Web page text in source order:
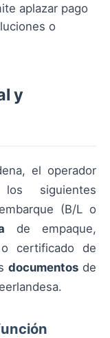
aplazar pago
o
y
el operador
siguientes
(B/L o
de empaque,
certificado de
documentos de